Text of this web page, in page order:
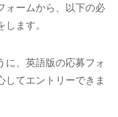
ォームから、以下の必
ます。
に、英語版の応募フォ
してエントリーできま